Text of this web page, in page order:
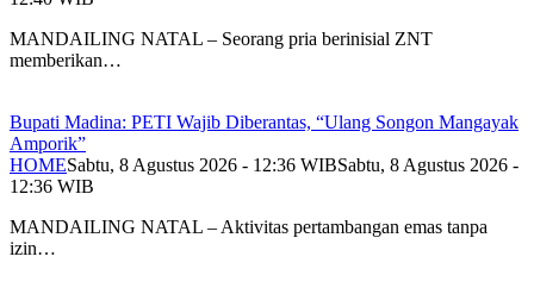
MANDAILING NATAL – Seorang pria berinisial ZNT
memberikan…
Bupati Madina: PETI Wajib Diberantas, “Ulang Songon Mangayak
Amporik”
HOMESabtu, 8 Agustus 2026 - 12:36 WIBSabtu, 8 Agustus 2026 -
12:36 WIB
MANDAILING NATAL – Aktivitas pertambangan emas tanpa
izin…